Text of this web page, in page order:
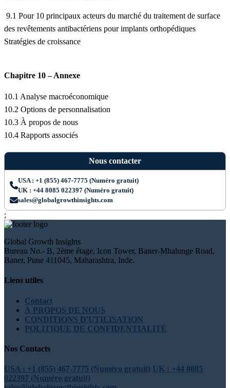
9.1 Pour 10 principaux acteurs du marché du traitement de surface
des revêtements antibactériens pour implants orthopédiques
Stratégies de croissance
Chapitre 10 – Annexe
10.1 Analyse macroéconomique
10.2 Options de personnalisation
10.3 À propos de nous
10.4 Rapports associés
Nous contacter
USA : +1 (855) 467-7775 (Numéro gratuit)
UK : +44 8085 022397 (Numéro gratuit)
sales@globalgrowthinsights.com
;
Global Growth Insights
Bureau No.- B, 2ème étage, Icon Tower, Baner-Mhalunge Road,
Baner, Pune 411045, Maharashtra, Inde.
Liens utiles
Contact
À PROPOS DE NOUS
CONDITIONS D'UTILISATION
POLITIQUE DE CONFIDENTIALITÉ
Nos Contacts
USA : +1 (855) 467-7775 (Numéro gratuit) UK : +44 8085
022397 (Numéro gratuit)